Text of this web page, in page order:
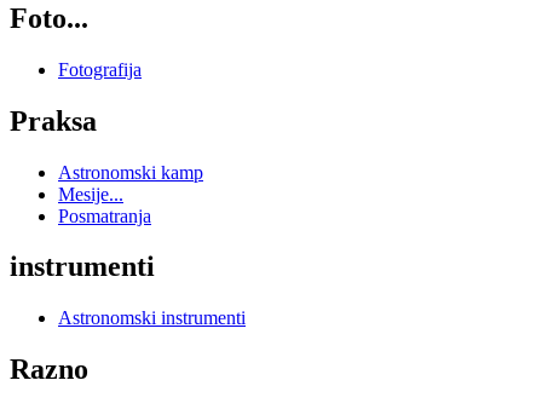
Foto...
Fotografija
Praksa
Astronomski kamp
Mesije...
Posmatranja
instrumenti
Astronomski instrumenti
Razno